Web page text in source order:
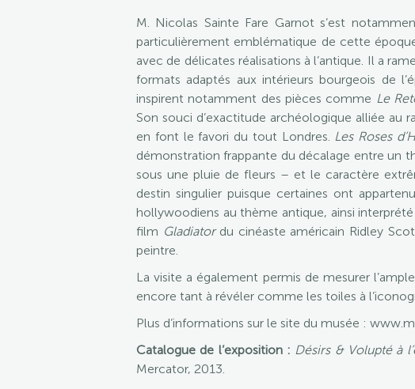
M. Nicolas Sainte Fare Garnot s’est
particulièrement emblématique de cette
avec de délicates réalisations à l’antique. Il a
formats adaptés aux intérieurs bourgeois de
inspirent notamment des pièces comme Le
Son souci d’exactitude archéologique alliée au
en font le favori du tout Londres. Les Roses
démonstration frappante du décalage entre un
sous une pluie de fleurs – et le caractère
destin singulier puisque certaines ont
hollywoodiens au thème antique, ainsi
film Gladiatordu cinéaste américain Ridley
peintre.
La visite a également permis de mesurer
encore tant à révéler comme les toiles à
Plus d’informations sur le site du musée :
Catalogue de l’exposition : Désirs & Volupté à
Mercator, 2013.